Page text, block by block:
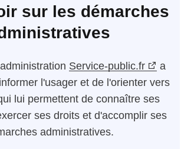
sur les démarches
Service-public.fr
a
l'usager et de l'orienter vers
lui permettent de connaître ses
ses droits et d'accomplir ses
administratives.